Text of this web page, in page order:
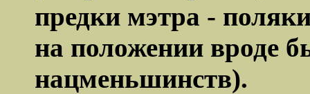
предки мэтра -
на положении вроде
нацменьшинств).